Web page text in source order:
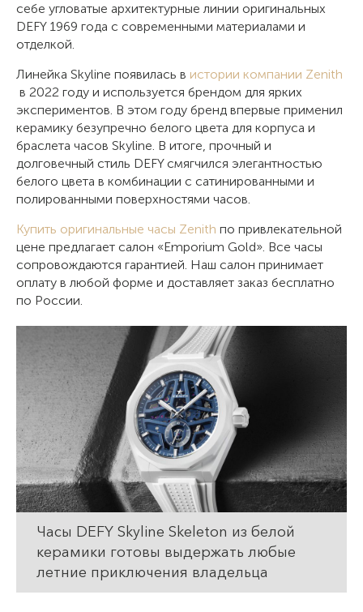
себе угловатые архитектурные линии оригинальных
DEFY 1969 года с современными материалами и
отделкой.
Линейка Skyline появилась в истории компании Zenith
в 2022 году и используется брендом для ярких
экспериментов. В этом году бренд впервые применил
керамику безупречно белого цвета для корпуса и
браслета часов Skyline. В итоге, прочный и
долговечный стиль DEFY смягчился элегантностью
белого цвета в комбинации с сатинированными и
полированными поверхностями часов.
Купить оригинальные часы Zenith по привлекательной
цене предлагает салон «Emporium Gold». Все часы
сопровождаются гарантией. Наш салон принимает
оплату в любой форме и доставляет заказ бесплатно
по России.
Часы DEFY Skyline Skeleton из белой
керамики готовы выдержать любые
летние приключения владельца